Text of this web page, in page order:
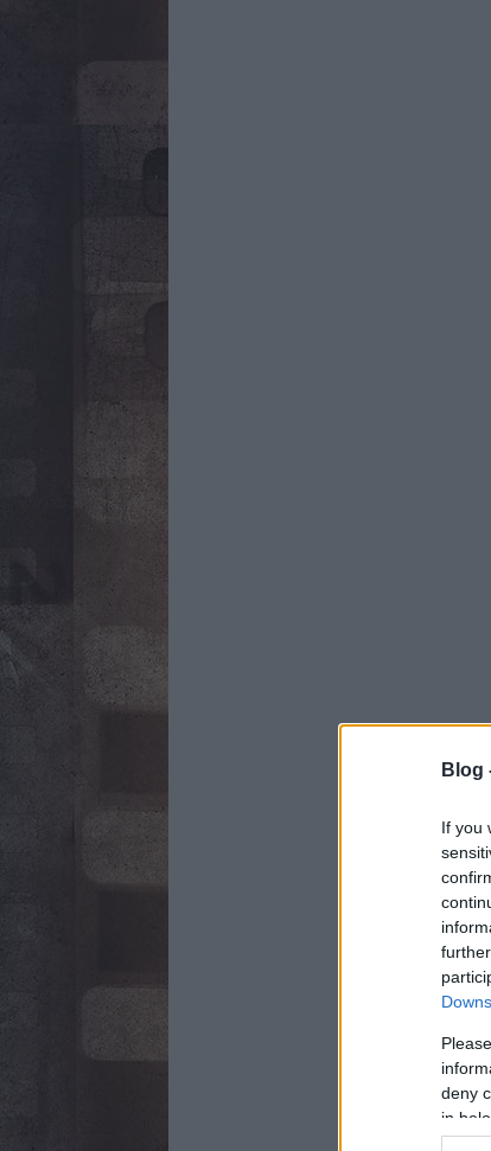
Blog
If you
deny
in